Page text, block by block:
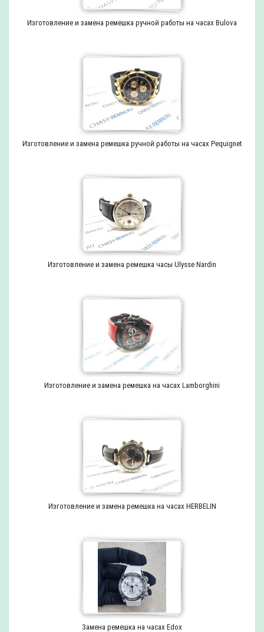
Изготовление и замена ремешка ручной работы на часах Bulova
Изготовление и замена ремешка ручной работы на часах Pequignet
Изготовление и замена ремешка часы Ulysse Nardin
Изготовление и замена ремешка на часах Lamborghini
Изготовление и замена ремешка на часах HERBELIN
Замена ремешка на часах Edox